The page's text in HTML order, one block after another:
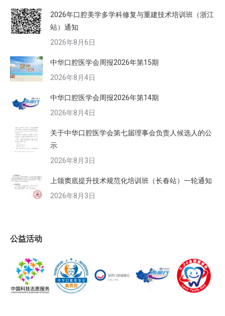
2026年口腔美学多学科修复与重建技术培训班（浙江
站）通知
2026年8月6日
中华口腔医学会周报2026年第15期
2026年8月4日
中华口腔医学会周报2026年第14期
2026年8月4日
关于中华口腔医学会第七届理事会负责人候选人的公
示
2026年8月3日
上颌窦底提升技术规范化培训班（长春站）一轮通知
2026年8月3日
公益活动